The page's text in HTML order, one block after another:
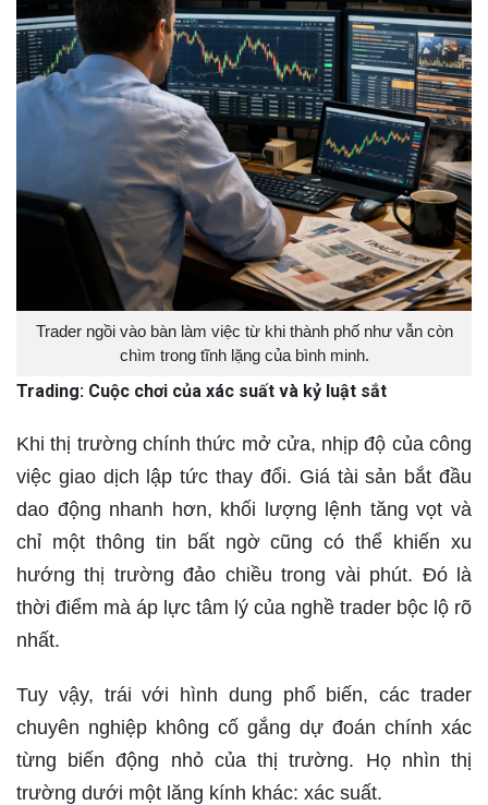
Trader ngồi vào bàn làm việc từ khi thành phố như vẫn còn
chìm trong tĩnh lặng của bình minh.
Trading: Cuộc chơi của xác suất và kỷ luật sắt
Khi thị trường chính thức mở cửa, nhịp độ của công
việc giao dịch lập tức thay đổi. Giá tài sản bắt đầu
dao động nhanh hơn, khối lượng lệnh tăng vọt và
chỉ một thông tin bất ngờ cũng có thể khiến xu
hướng thị trường đảo chiều trong vài phút. Đó là
thời điểm mà áp lực tâm lý của nghề trader bộc lộ rõ
nhất.
Tuy vậy, trái với hình dung phổ biến, các trader
chuyên nghiệp không cố gắng dự đoán chính xác
từng biến động nhỏ của thị trường. Họ nhìn thị
trường dưới một lăng kính khác: xác suất.